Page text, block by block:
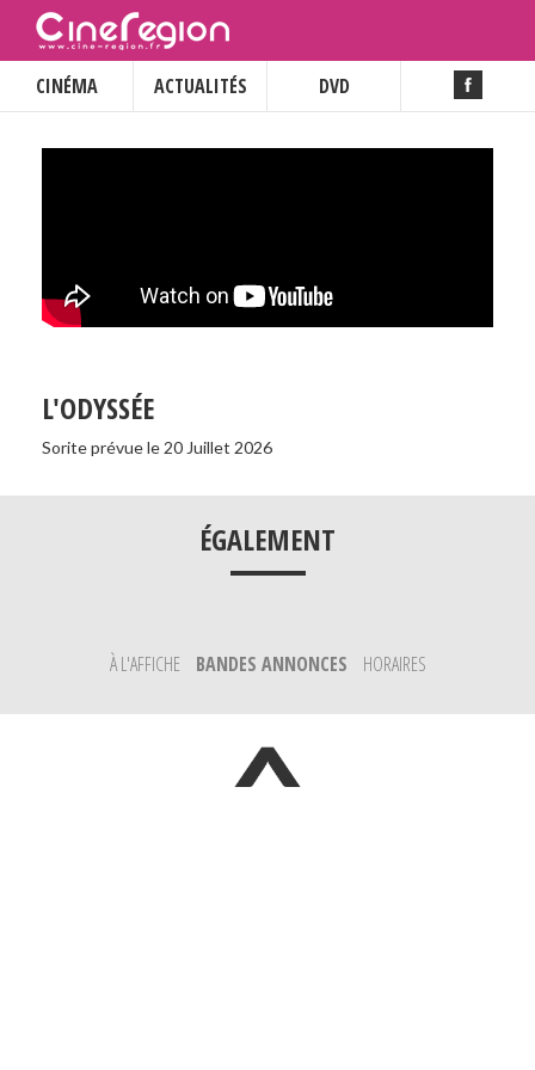
CINÉMA ACTUALITÉS DVD
L'ODYSSÉE
Sorite prévue le 20 Juillet 2026
ÉGALEMENT
___
À L'AFFICHE BANDES ANNONCES HORAIRES